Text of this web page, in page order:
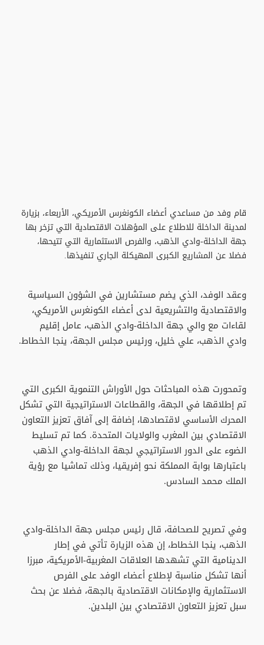
قام وفد من مساعدي أعضاء الكونغرس الأمريكي، الأربعاء، بزيارة
لمدينة الداخلة للاطلاع على المؤهلات الاقتصادية التي تزخر بها
جهة الداخلة-وادي الذهب، والفرص الاستثمارية التي تتيحها،
فضلا عن المشاريع الكبرى المهيكلة الجاري تنفيذها.
وعقد الوفد، الذي يضم مستشارين في الشؤون السياسية
والاقتصادية والتشريعية لدى أعضاء الكونغرس الأمريكي،
لقاءات مع والي جهة الداخلة-وادي الذهب، عامل إقليم
وادي الذهب، علي خليل، ورئيس مجلس الجهة، ينجا الخطاط.
وتمحورت هذه المباحثات حول الأوراش التنموية الكبرى التي
تم إطلاقها في الجهة، والقطاعات الاستراتيجية التي تشكل
المحرك الأساسي لاقتصادها، إضافة إلى آفاق تعزيز التعاون
الاقتصادي بين المغرب والولايات المتحدة. كما تم تسليط
الضوء على الدور الاستراتيجي لجهة الداخلة-وادي الذهب
باعتبارها بوابة المملكة نحو إفريقيا، وذلك تماشيا مع رؤية
الملك محمد السادس.
وفي تصريح للصحافة، قال رئيس مجلس جهة الداخلة-وادي
الذهب، ينجا الخطاط، إن هذه الزيارة تأتي في إطار
الدينامية التي تشهدها العلاقات المغربية-الأمريكية، مبرزا
أنها تشكل مناسبة لإطلاع أعضاء الوفد على الفرص
الاستثمارية والإمكانات الاقتصادية بالجهة، فضلا عن بحث
سبل تعزيز التعاون الاقتصادي بين البلدين.